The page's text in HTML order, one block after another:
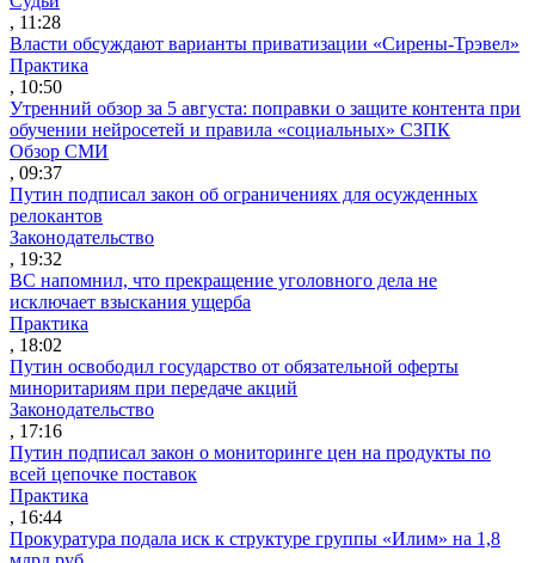
, 11:28
Власти обсуждают варианты приватизации «Сирены-Трэвел»
Практика
, 10:50
Утренний обзор за 5 августа: поправки о защите контента при
обучении нейросетей и правила «социальных» СЗПК
Обзор СМИ
, 09:37
Путин подписал закон об ограничениях для осужденных
релокантов
Законодательство
, 19:32
ВС напомнил, что прекращение уголовного дела не
исключает взыскания ущерба
Практика
, 18:02
Путин освободил государство от обязательной оферты
миноритариям при передаче акций
Законодательство
, 17:16
Путин подписал закон о мониторинге цен на продукты по
всей цепочке поставок
Практика
, 16:44
Прокуратура подала иск к структуре группы «Илим» на 1,8